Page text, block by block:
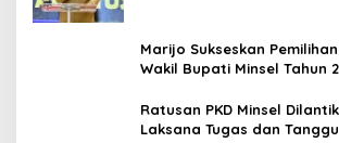
Marijo Sukseskan
Wakil Bupati Minsel Tahun
Ratusan PKD Minsel
Laksana Tugas dan